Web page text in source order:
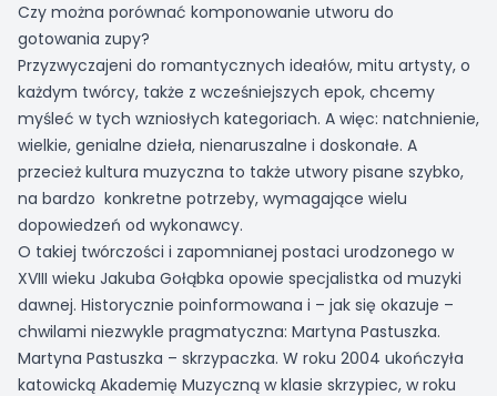
Czy można porównać komponowanie utworu do
gotowania zupy?
Przyzwyczajeni do romantycznych ideałów, mitu artysty, o
każdym twórcy, także z wcześniejszych epok, chcemy
myśleć w tych wzniosłych kategoriach. A więc: natchnienie,
wielkie, genialne dzieła, nienaruszalne i doskonałe. A
przecież kultura muzyczna to także utwory pisane szybko,
na bardzo konkretne potrzeby, wymagające wielu
dopowiedzeń od wykonawcy.
O takiej twórczości i zapomnianej postaci urodzonego w
XVIII wieku Jakuba Gołąbka opowie specjalistka od muzyki
dawnej. Historycznie poinformowana i – jak się okazuje –
chwilami niezwykle pragmatyczna: Martyna Pastuszka.
Martyna Pastuszka – skrzypaczka. W roku 2004 ukończyła
katowicką Akademię Muzyczną w klasie skrzypiec, w roku